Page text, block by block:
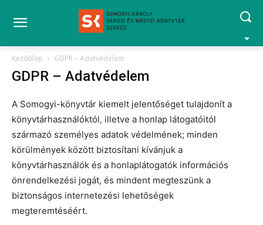
Kezdőlap GDPR – Adatvédelem
GDPR – Adatvédelem
A Somogyi-könyvtár kiemelt jelentőséget tulajdonít a
könyvtárhasználóktól, illetve a honlap látogatóitól
származó személyes adatok védelmének; minden
körülmények között biztosítani kívánjuk a
könyvtárhasználók és a honlaplátogatók információs
önrendelkezési jogát, és mindent megteszünk a
biztonságos internetezési lehetőségek
megteremtéséért.